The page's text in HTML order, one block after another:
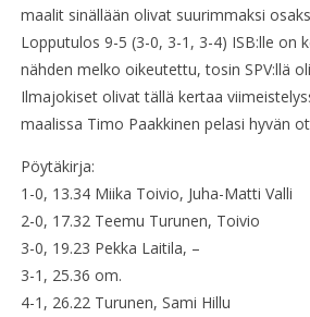
maalit sinällään olivat suurimmaksi
Lopputulos 9-5 (3-0, 3-1, 3-4) ISB:lle on
nähden melko oikeutettu, tosin SPV:llä
Ilmajokiset olivat tällä kertaa
maalissa Timo Paakkinen pelasi hyvän
Pöytäkirja:
1-0, 13.34 Miika Toivio, Juha-Matti Valli
2-0, 17.32 Teemu Turunen, Toivio
3-0, 19.23 Pekka Laitila, –
3-1, 25.36 om.
4-1, 26.22 Turunen, Sami Hillu